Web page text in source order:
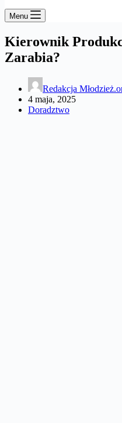
Menu
Kierownik
Zarabia?
Redakcja
4 maja, 2025
Doradztwo